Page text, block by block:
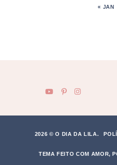
« JAN
2026 © O DIA DA LILA.
TEMA FEITO COM AMOR,